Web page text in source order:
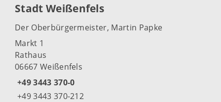
Stadt Weißenfels
Der Oberbürgermeister, Martin Papke
Markt 1
Rathaus
06667 Weißenfels
+49 3443 370-0
+49 3443 370-212